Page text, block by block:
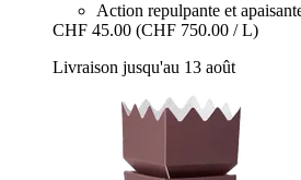
Action repulpante et
CHF 45.00 (CHF 750.00 / L)
Livraison jusqu'au 13 août